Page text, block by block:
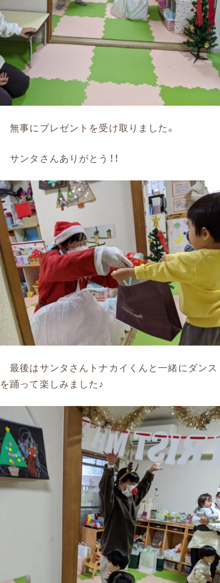
無事にプレゼントを受け取りました。
サンタさんありがとう！！
最後はサンタさんトナカイくんと一緒にダンス
を踊って楽しみました♪